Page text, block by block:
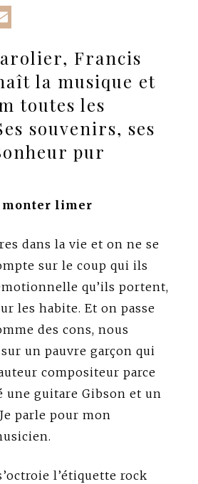
Francis
la musique et
toutes les
souvenirs, ses
pur
monter limer
dans la vie et on ne se
sur le coup qui ils
qu’ils portent,
les habite. Et on passe
des cons, nous
un pauvre garçon qui
compositeur parce
une guitare Gibson et un
parle pour mon
l’étiquette rock